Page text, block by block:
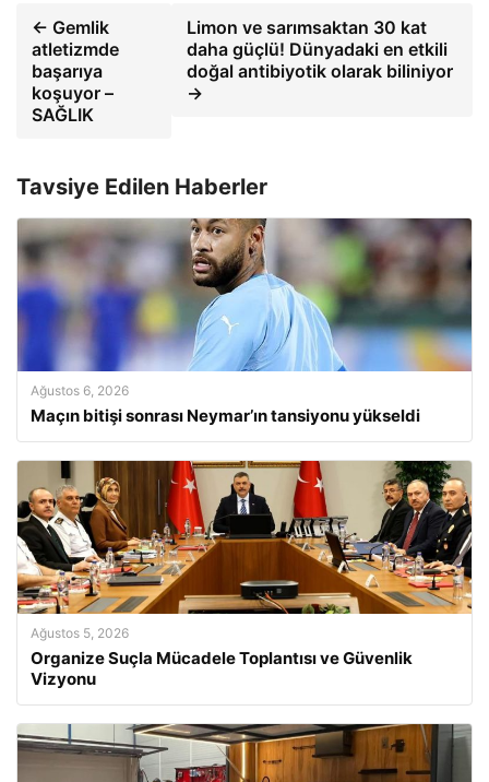
← Gemlik
atletizmde
başarıya
koşuyor –
SAĞLIK
Limon ve sarımsaktan 30 kat
daha güçlü! Dünyadaki en etkili
doğal antibiyotik olarak biliniyor
→
Tavsiye Edilen Haberler
Ağustos 6, 2026
Maçın bitişi sonrası Neymar’ın tansiyonu yükseldi
Ağustos 5, 2026
Organize Suçla Mücadele Toplantısı ve Güvenlik
Vizyonu